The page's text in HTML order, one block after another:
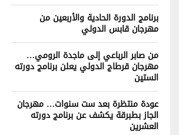
برنامج الدورة الحادية والأربعين من
مهرجان قابس الدولي
من صابر الرباعي إلى ماجدة الرومي…
مهرجان قرطاج الدولي يعلن برنامج دورته
الستين
عودة منتظرة بعد ست سنوات… مهرجان
الجاز بطبرقة يكشف عن برنامج دورته
العشرين